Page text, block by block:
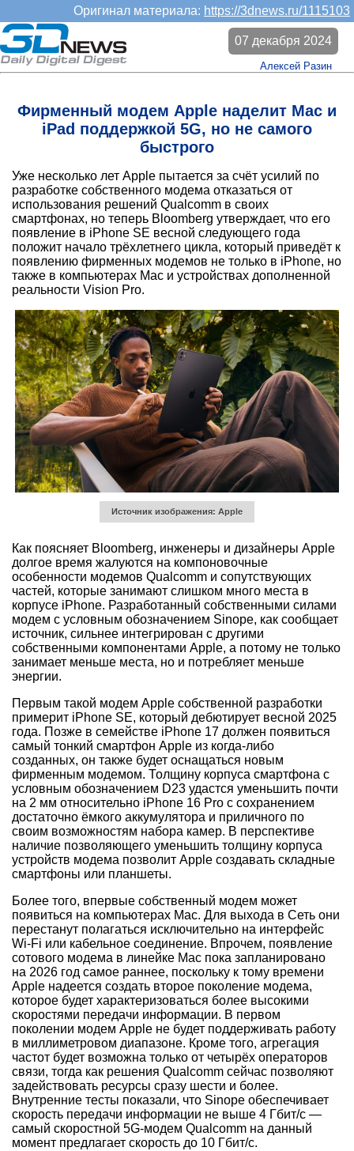
Оригинал материала: https://3dnews.ru/1115103
Фирменный модем Apple наделит Mac и
iPad поддержкой 5G, но не самого
быстрого
07 декабря 2024
Алексей Разин
Уже несколько лет Apple пытается за счёт усилий по
разработке собственного модема отказаться от
использования решений Qualcomm в своих
смартфонах, но теперь Bloomberg утверждает, что его
появление в iPhone SE весной следующего года
положит начало трёхлетнего цикла, который приведёт к
появлению фирменных модемов не только в iPhone, но
также в компьютерах Mac и устройствах дополненной
реальности Vision Pro.
Источник изображения: Apple
Как поясняет Bloomberg, инженеры и дизайнеры Apple
долгое время жалуются на компоновочные
особенности модемов Qualcomm и сопутствующих
частей, которые занимают слишком много места в
корпусе iPhone. Разработанный собственными силами
модем с условным обозначением Sinope, как сообщает
источник, сильнее интегрирован с другими
собственными компонентами Apple, а потому не только
занимает меньше места, но и потребляет меньше
энергии.
Первым такой модем Apple собственной разработки
примерит iPhone SE, который дебютирует весной 2025
года. Позже в семействе iPhone 17 должен появиться
самый тонкий смартфон Apple из когда-либо
созданных, он также будет оснащаться новым
фирменным модемом. Толщину корпуса смартфона с
условным обозначением D23 удастся уменьшить почти
на 2 мм относительно iPhone 16 Pro с сохранением
достаточно ёмкого аккумулятора и приличного по
своим возможностям набора камер. В перспективе
наличие позволяющего уменьшить толщину корпуса
устройств модема позволит Apple создавать складные
смартфоны или планшеты.
Более того, впервые собственный модем может
появиться на компьютерах Mac. Для выхода в Сеть они
перестанут полагаться исключительно на интерфейс
Wi-Fi или кабельное соединение. Впрочем, появление
сотового модема в линейке Mac пока запланировано
на 2026 год самое раннее, поскольку к тому времени
Apple надеется создать второе поколение модема,
которое будет характеризоваться более высокими
скоростями передачи информации. В первом
поколении модем Apple не будет поддерживать работу
в миллиметровом диапазоне. Кроме того, агрегация
частот будет возможна только от четырёх операторов
связи, тогда как решения Qualcomm сейчас позволяют
задействовать ресурсы сразу шести и более.
Внутренние тесты показали, что Sinope обеспечивает
скорость передачи информации не выше 4 Гбит/с —
самый скоростной 5G-модем Qualcomm на данный
момент предлагает скорость до 10 Гбит/с.